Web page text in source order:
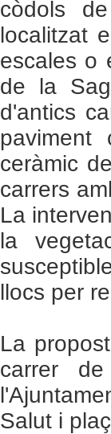
còdols
localitzat
escales o
de la
d'antics
ceràmic
carrers
La
la
llocs per
La
carrer
Salut i